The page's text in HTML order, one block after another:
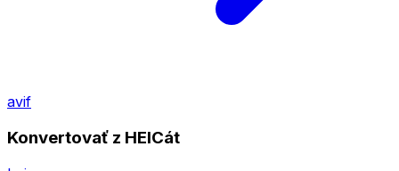
avif
Konvertovať z HEICát